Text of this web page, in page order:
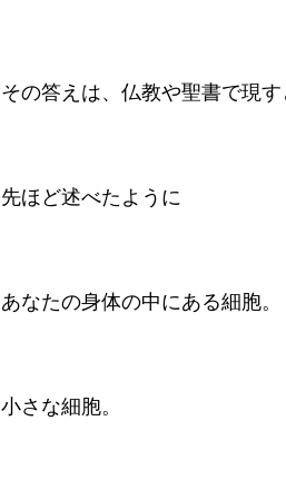
その答えは、仏教や聖書で現す
先ほど述べたように
あなたの身体の中にある細胞。
小さな細胞。